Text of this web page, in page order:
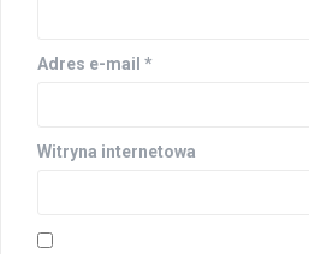
Adres e-mail *
Witryna internetowa